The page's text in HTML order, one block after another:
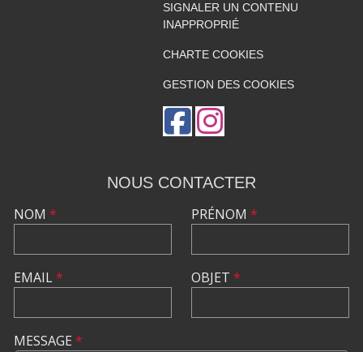
SIGNALER UN CONTENU
INAPPROPRIÉ
CHARTE COOKIES
GESTION DES COOKIES
NOUS CONTACTER
NOM *
EMAIL*
PRÉNOM *
OBJET *
MESSAGE *